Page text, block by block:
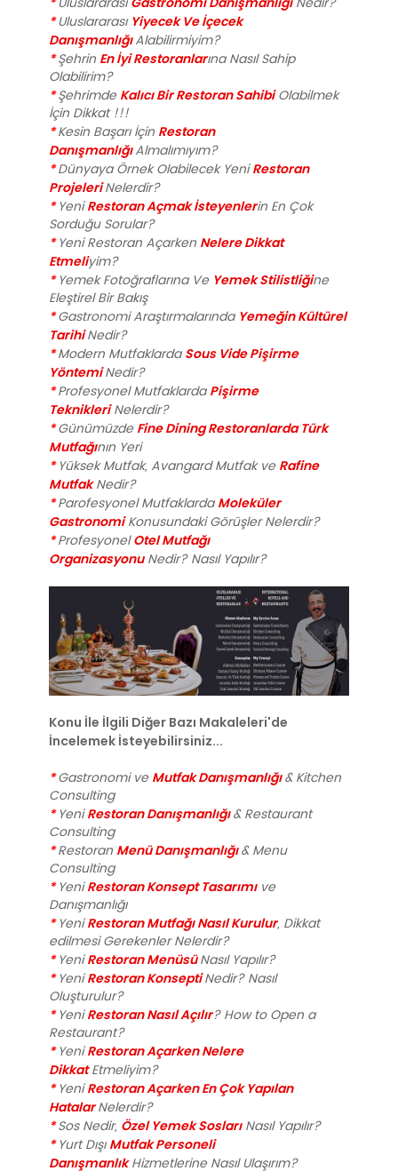
Uluslararası Nedir?
*Uluslararası Yiyecek Ve İçecek
Danışmanlığı Alabilirmiyim?
*Şehrin En İyi Restoranlarına Nasıl Sahip
Olabilirim?
*Şehrimde Kalıcı Bir Restoran SahibiOlabilmek
İçin Dikkat !!!
*Kesin Başarı İçin Restoran
Danışmanlığı Almalımıyım?
*Dünyaya Örnek Olabilecek Yeni Restoran
ProjeleriNelerdir?
* Yeni Restoran Açmak İsteyenlerin En Çok
Sorduğu Sorular?
* Yeni Restoran Açarken Nelere Dikkat
Etmeliyim?
* Yemek Fotoğraflarına Ve Yemek Stilistliğine
Eleştirel Bir Bakış
*Gastronomi Araştırmalarında Yemeğin Kültürel
TarihiNedir?
*Modern Mutfaklarda Sous Vide Pişirme
YöntemiNedir?
*Profesyonel Mutfaklarda Pişirme
TeknikleriNelerdir?
*Günümüzde Fine Dining Restoranlarda Türk
Mutfağının Yeri
* Yüksek Mutfak, Avangard Mutfak ve Rafine
MutfakNedir?
*Parofesyonel Mutfaklarda Moleküler
GastronomiKonusundaki Görüşler Nelerdir?
*Profesyonel Otel Mutfağı
OrganizasyonuNedir? Nasıl Yapılır?
Konu İle İlgili Diğer Bazı Makaleleri'de
İncelemek İsteyebilirsiniz...
*Gastronomi ve Mutfak Danışmanlığı & Kitchen
Consulting
* Yeni Restoran Danışmanlığı & Restaurant
Consulting
*Restoran Menü Danışmanlığı & Menu
Consulting
* Yeni Restoran Konsept Tasarımıve
Danışmanlığı
* Yeni Restoran Mutfağı Nasıl Kurulur, Dikkat
edilmesi Gerekenler Nelerdir?
* Yeni Restoran Menüsü Nasıl Yapılır?
* Yeni Restoran KonseptiNedir? Nasıl
Oluşturulur?
* Yeni Restoran Nasıl Açılır? How to Open a
Restaurant?
* Yeni Restoran Açarken Nelere
DikkatEtmeliyim?
* Yeni Restoran Açarken En Çok Yapılan
HatalarNelerdir?
*Sos Nedir, Özel Yemek SoslarıNasıl Yapılır?
* Yurt Dışı Mutfak Personeli
DanışmanlıkHizmetlerine Nasıl Ulaşırım?